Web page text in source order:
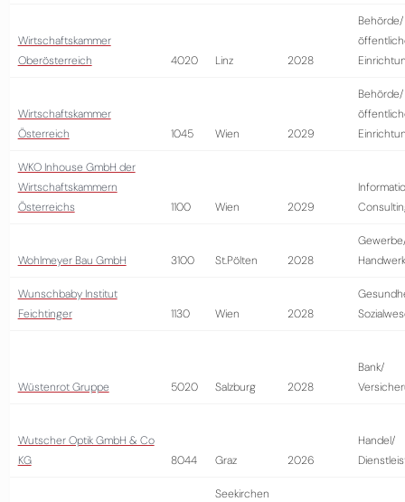
Wirtschaftskammer
Oberösterreich
4020 Linz 2028
Behörde/
Wirtschaftskammer
Österreich
1045 Wien 2029
Behörde/
WKO Inhouse GmbH der
Wirtschaftskammern
Österreichs
1100 Wien 2029
Wohlmeyer Bau GmbH 3100 St.Pölten 2028
Handwerk
Wunschbaby Institut
Feichtinger
1130 Wien 2028
Wüstenrot Gruppe 5020 Salzburg 2028
Bank/
Wutscher Optik GmbH & Co
KG
8044 Graz 2026
Handel/
Seekirchen